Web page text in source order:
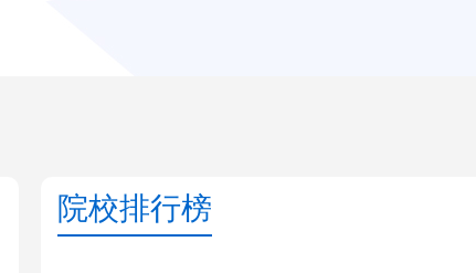
院校排行榜